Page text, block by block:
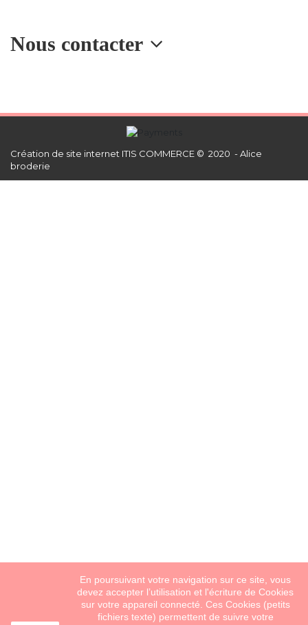
Nous contacter
En poursuivant votre navigation sur ce site, vous
devez accepter l’utilisation et l'écriture de Cookies
sur votre appareil connecté. Ces Cookies (petits
fichiers texte) permettent de suivre votre
Création de site internet ITIS COMMERCE © 2020 - Alice
broderie